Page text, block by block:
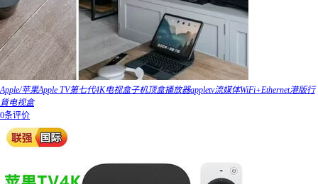
Apple/苹果Apple TV第七代4K电视盒子机顶盒播放器appletv流媒体WiFi+Ethernet港版行
貨电视盒
0条评价